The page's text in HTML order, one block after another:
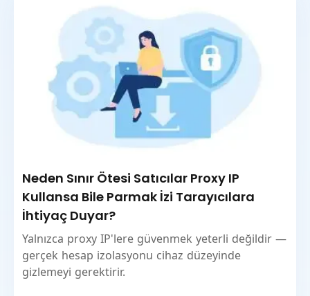
Neden Sınır Ötesi Satıcılar Proxy IP
Kullansa Bile Parmak İzi Tarayıcılara
İhtiyaç Duyar?
Yalnızca proxy IP'lere güvenmek yeterli değildir —
gerçek hesap izolasyonu cihaz düzeyinde
gizlemeyi gerektirir.